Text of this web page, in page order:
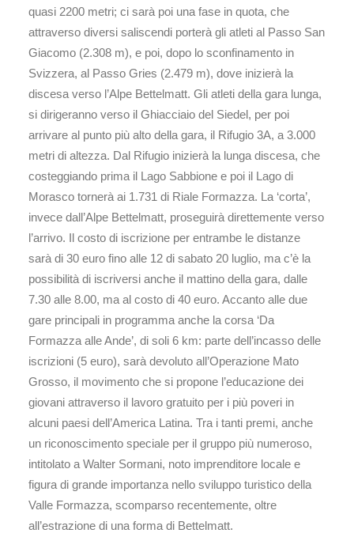
quasi 2200 metri; ci sarà poi una fase in quota, che
attraverso diversi saliscendi porterà gli atleti al Passo San
Giacomo (2.308 m), e poi, dopo lo sconfinamento in
Svizzera, al Passo Gries (2.479 m), dove inizierà la
discesa verso l’Alpe Bettelmatt. Gli atleti della gara lunga,
si dirigeranno verso il Ghiacciaio del Siedel, per poi
arrivare al punto più alto della gara, il Rifugio 3A, a 3.000
metri di altezza. Dal Rifugio inizierà la lunga discesa, che
costeggiando prima il Lago Sabbione e poi il Lago di
Morasco tornerà ai 1.731 di Riale Formazza. La ‘corta’,
invece dall’Alpe Bettelmatt, proseguirà direttemente verso
l’arrivo. Il costo di iscrizione per entrambe le distanze
sarà di 30 euro fino alle 12 di sabato 20 luglio, ma c’è la
possibilità di iscriversi anche il mattino della gara, dalle
7.30 alle 8.00, ma al costo di 40 euro. Accanto alle due
gare principali in programma anche la corsa ‘Da
Formazza alle Ande’, di soli 6 km: parte dell’incasso delle
iscrizioni (5 euro), sarà devoluto all’Operazione Mato
Grosso, il movimento che si propone l’educazione dei
giovani attraverso il lavoro gratuito per i più poveri in
alcuni paesi dell’America Latina. Tra i tanti premi, anche
un riconoscimento speciale per il gruppo più numeroso,
intitolato a Walter Sormani, noto imprenditore locale e
figura di grande importanza nello sviluppo turistico della
Valle Formazza, scomparso recentemente, oltre
all’estrazione di una forma di Bettelmatt.